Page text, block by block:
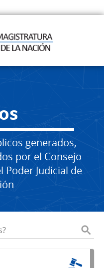
generados,
por el Consejo
Poder Judicial de